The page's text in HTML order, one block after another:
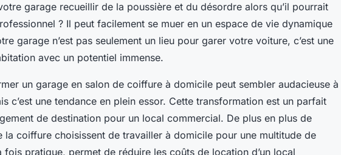
garage recueillir de la poussière et du désordre alors qu’il pourrait
? Il peut facilement se muer en un espace de vie dynamique
garage n’est pas seulement un lieu pour garer votre voiture, c’est une
avec un potentiel immense.
un garage en salon de coiffure à domicile peut sembler audacieuse à
c’est une tendance en plein essor. Cette transformation est un parfait
de destination pour un local commercial. De plus en plus de
la coiffure choisissent de travailler à domicile pour une multitude de
fois pratique, permet de réduire les coûts de location d’un local